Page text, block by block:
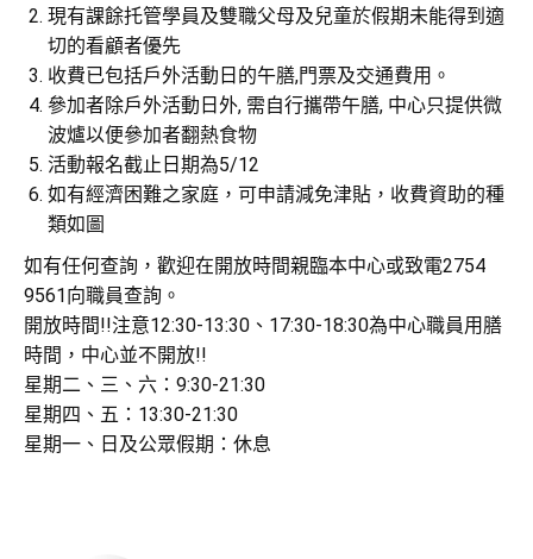
現有課餘托管學員及雙職父母及兒童於假期未能得到適
切的看顧者優先
收費已包括戶外活動日的午膳,門票及交通費用。
參加者除戶外活動日外, 需自行攜帶午膳, 中心只提供微
波爐以便參加者翻熱食物
活動報名截止日期為5/12
如有經濟困難之家庭，可申請減免津貼，收費資助的種
類如圖
如有任何查詢，歡迎在開放時間親臨本中心或致電2754
9561向職員查詢。
開放時間!!注意12:30-13:30、17:30-18:30為中心職員用膳
時間，中心並不開放!!
星期二、三、六：9:30-21:30
星期四、五：13:30-21:30
星期一、日及公眾假期：休息